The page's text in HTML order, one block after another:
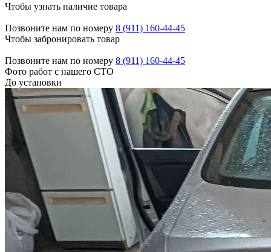
Чтобы узнать наличие товара
Позвоните нам по номеру 8 (911) 160-44-45
Чтобы забронировать товар
Позвоните нам по номеру 8 (911) 160-44-45
Фото работ с нашего СТО
До установки